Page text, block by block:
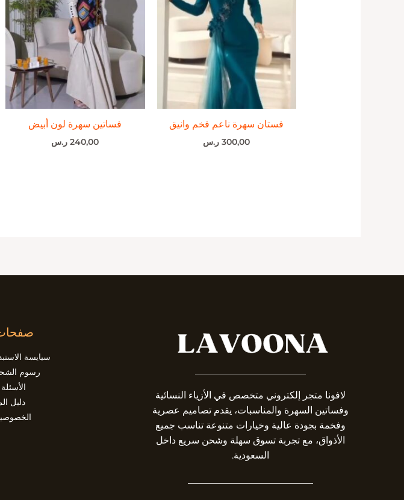
فستان سهرة ناعم فخم وانيق
300,00 ر.س
فساتين سهرة لون أبيض
240,00 ر.س
لافونا متجر إلكتروني متخصص في الأزياء النسائية
وفساتين السهرة والمناسبات، يقدم تصاميم عصرية
وفخمة بجودة عالية وخيارات متنوعة تناسب جميع
الأذواق، مع تجربة تسوق سهلة وشحن سريع داخل
السعودية.
سيايسة
رسوم
دليل